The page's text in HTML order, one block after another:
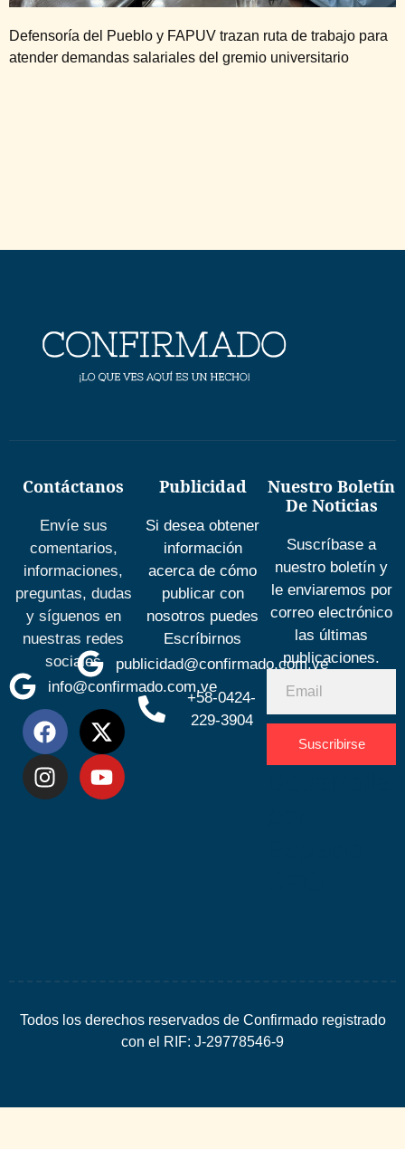
Defensoría del Pueblo y FAPUV trazan ruta de trabajo para
atender demandas salariales del gremio universitario
Contáctanos
Envíe sus
comentarios,
informaciones,
preguntas, dudas
y síguenos en
nuestras redes
sociales
info@confirmado.com.ve
Publicidad
Si desea obtener
información
acerca de cómo
publicar con
nosotros puedes
Escríbirnos
publicidad@confirmado.com.ve
+58-0424-
229-3904
Nuestro Boletín
De Noticias
Suscríbase a
nuestro boletín y
le enviaremos por
correo electrónico
las últimas
publicaciones.
Suscribirse
Todos los derechos reservados de Confirmado registrado
con el RIF: J-29778546-9